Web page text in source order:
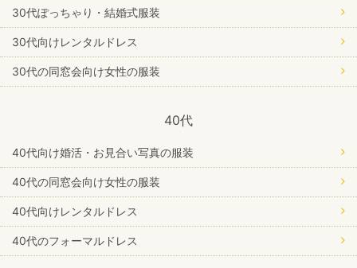
30代ぽっちゃり・結婚式服装
30代向けレンタルドレス
30代の同窓会向け女性の服装
40代
40代向け婚活・お見合い写真の服装
40代の同窓会向け女性の服装
40代向けレンタルドレス
40代のフォーマルドレス